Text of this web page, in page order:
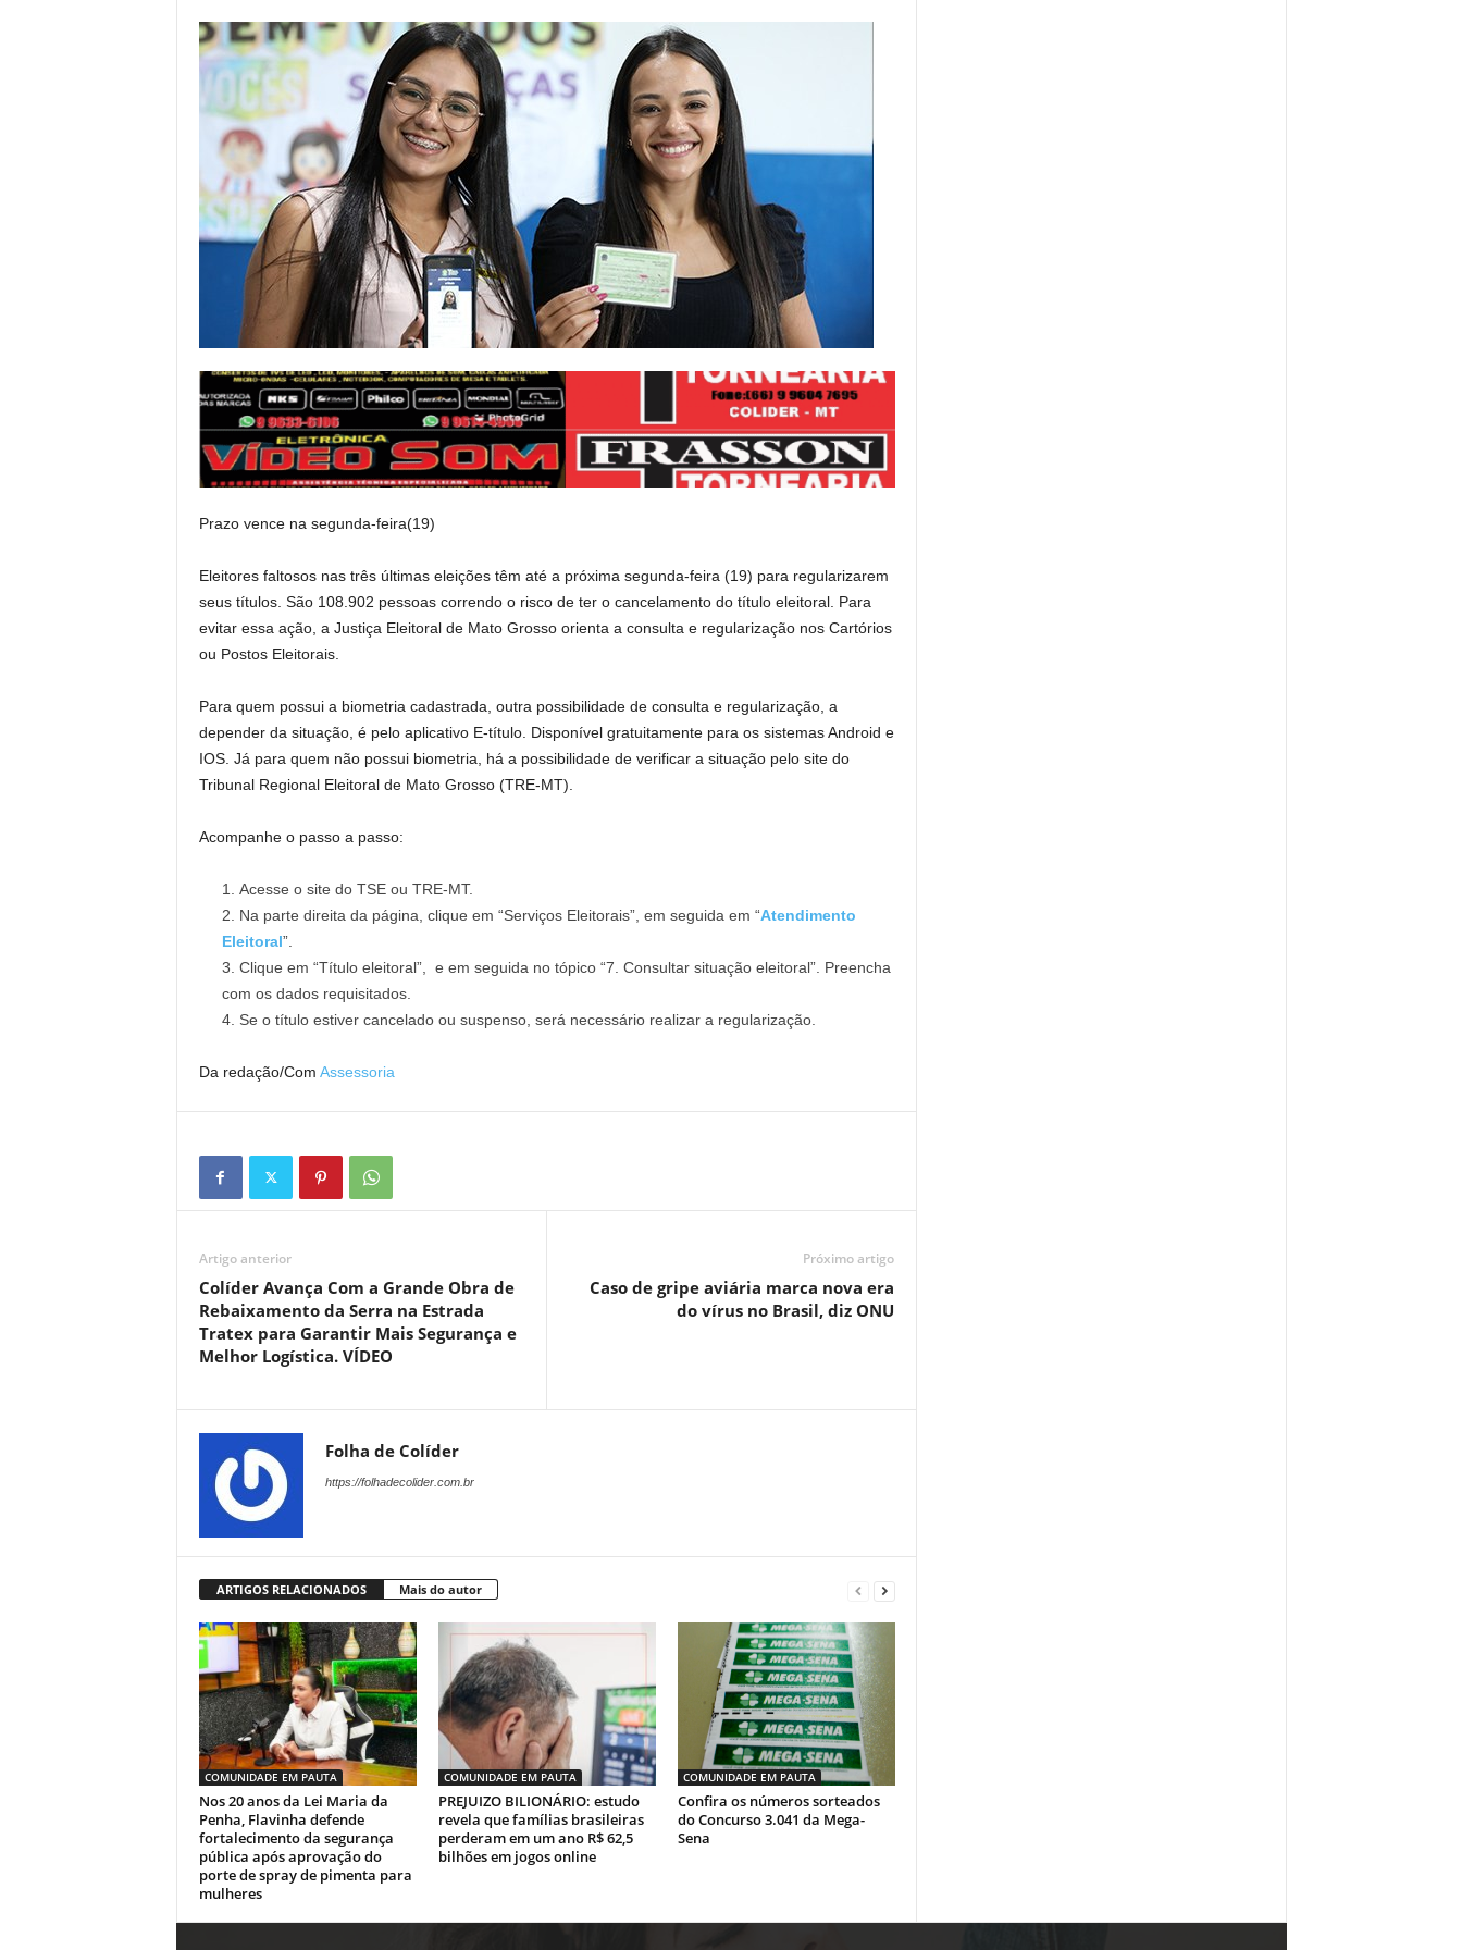
Prazo vence na segunda-feira(19)
Eleitores faltosos nas três últimas eleições têm até a próxima segunda-feira (19) para regularizarem
seus títulos. São 108.902 pessoas correndo o risco de ter o cancelamento do título eleitoral. Para
evitar essa ação, a Justiça Eleitoral de Mato Grosso orienta a consulta e regularização nos Cartórios
ou Postos Eleitorais.
Para quem possui a biometria cadastrada, outra possibilidade de consulta e regularização, a
depender da situação, é pelo aplicativo E-título. Disponível gratuitamente para os sistemas Android e
IOS. Já para quem não possui biometria, há a possibilidade de verificar a situação pelo site do
Tribunal Regional Eleitoral de Mato Grosso (TRE-MT).
Acompanhe o passo a passo:
Acesse o site do TSE ou TRE-MT.
Na parte direita da página, clique em “Serviços Eleitorais”, em seguida em “Atendimento
Eleitoral”.
Clique em “Título eleitoral”, e em seguida no tópico “7. Consultar situação eleitoral”. Preencha
com os dados requisitados.
Se o título estiver cancelado ou suspenso, será necessário realizar a regularização.
Da redação/Com Assessoria
Artigo anterior
Colíder Avança Com a Grande Obra de
Rebaixamento da Serra na Estrada
Tratex para Garantir Mais Segurança e
Melhor Logística. VÍDEO
Próximo artigo
Caso de gripe aviária marca nova era
do vírus no Brasil, diz ONU
Folha de Colíder
https://folhadecolider.com.br
ARTIGOS RELACIONADOS Mais do autor
COMUNIDADE EM PAUTA
Nos 20 anos da Lei Maria da
Penha, Flavinha defende
fortalecimento da segurança
pública após aprovação do
porte de spray de pimenta para
mulheres
COMUNIDADE EM PAUTA
PREJUIZO BILIONÁRIO: estudo
revela que famílias brasileiras
perderam em um ano R$ 62,5
bilhões em jogos online
COMUNIDADE EM PAUTA
Confira os números sorteados
do Concurso 3.041 da Mega-
Sena